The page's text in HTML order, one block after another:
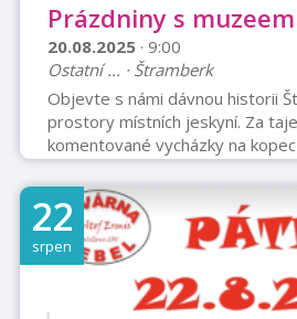
Prázdniny s
20.08.2025 · 9:00
Ostatní ... · Štramberk
Objevte s námi dávnou historii
prostory místních jeskyní. Za
komentované vycházky na
středu o letních prázdninách do
100 Kč, děti 50 Kč :: začátek v
hry/questy :: hledačka DO
muzea :: hledačka HLEDÁNÍ
Štramberku :: hledačka CESTOU
českých Karpat - výstava v
doprovodné aktivity pro děti ::
22
srpen